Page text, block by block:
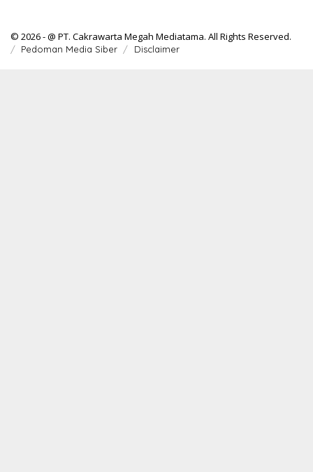
© 2026 - @ PT. Cakrawarta Megah Mediatama. All Rights Reserved.
Pedoman Media Siber Disclaimer